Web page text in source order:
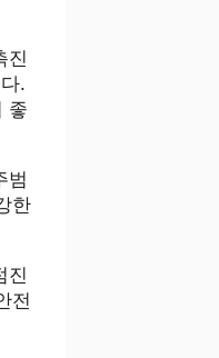
진
.
좋
범
한
진
전